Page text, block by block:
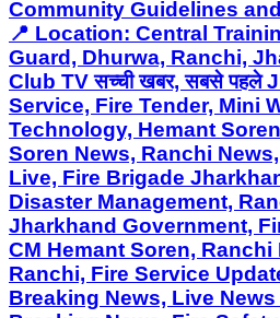
Community Guidelines
📍 Location: Central
Guard, Dhurwa, Ranchi,
Club TV सच्ची खबर, सबसे पहले
Service, Fire Tender, Mini
Technology, Hemant
Soren News, Ranchi
Live, Fire Brigade
Disaster Management,
Jharkhand Government,
CM Hemant Soren,
Ranchi, Fire Service
Breaking News, Live